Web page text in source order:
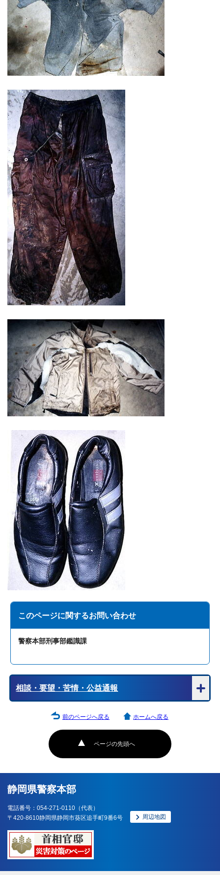
このページに関するお問い合わせ
警察本部刑事部鑑識課
相談・要望・苦情・公益通報
ページの先頭へ
前のページへ戻る ホームへ戻る
静岡県警察本部
電話番号：054-271-0110（代表）
〒420-8610静岡県静岡市葵区追手町9番6号
周辺地図